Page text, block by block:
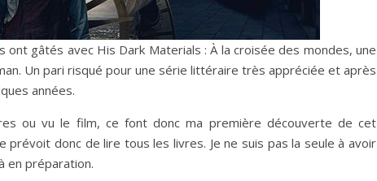
ont gâtés avec His Dark Materials : À la croisée des mondes, une
Un pari risqué pour une série littéraire très appréciée et après
années.
ou vu le film, ce font donc ma première découverte de cet
prévoit donc de lire tous les livres. Je ne suis pas la seule à avoir
en préparation.